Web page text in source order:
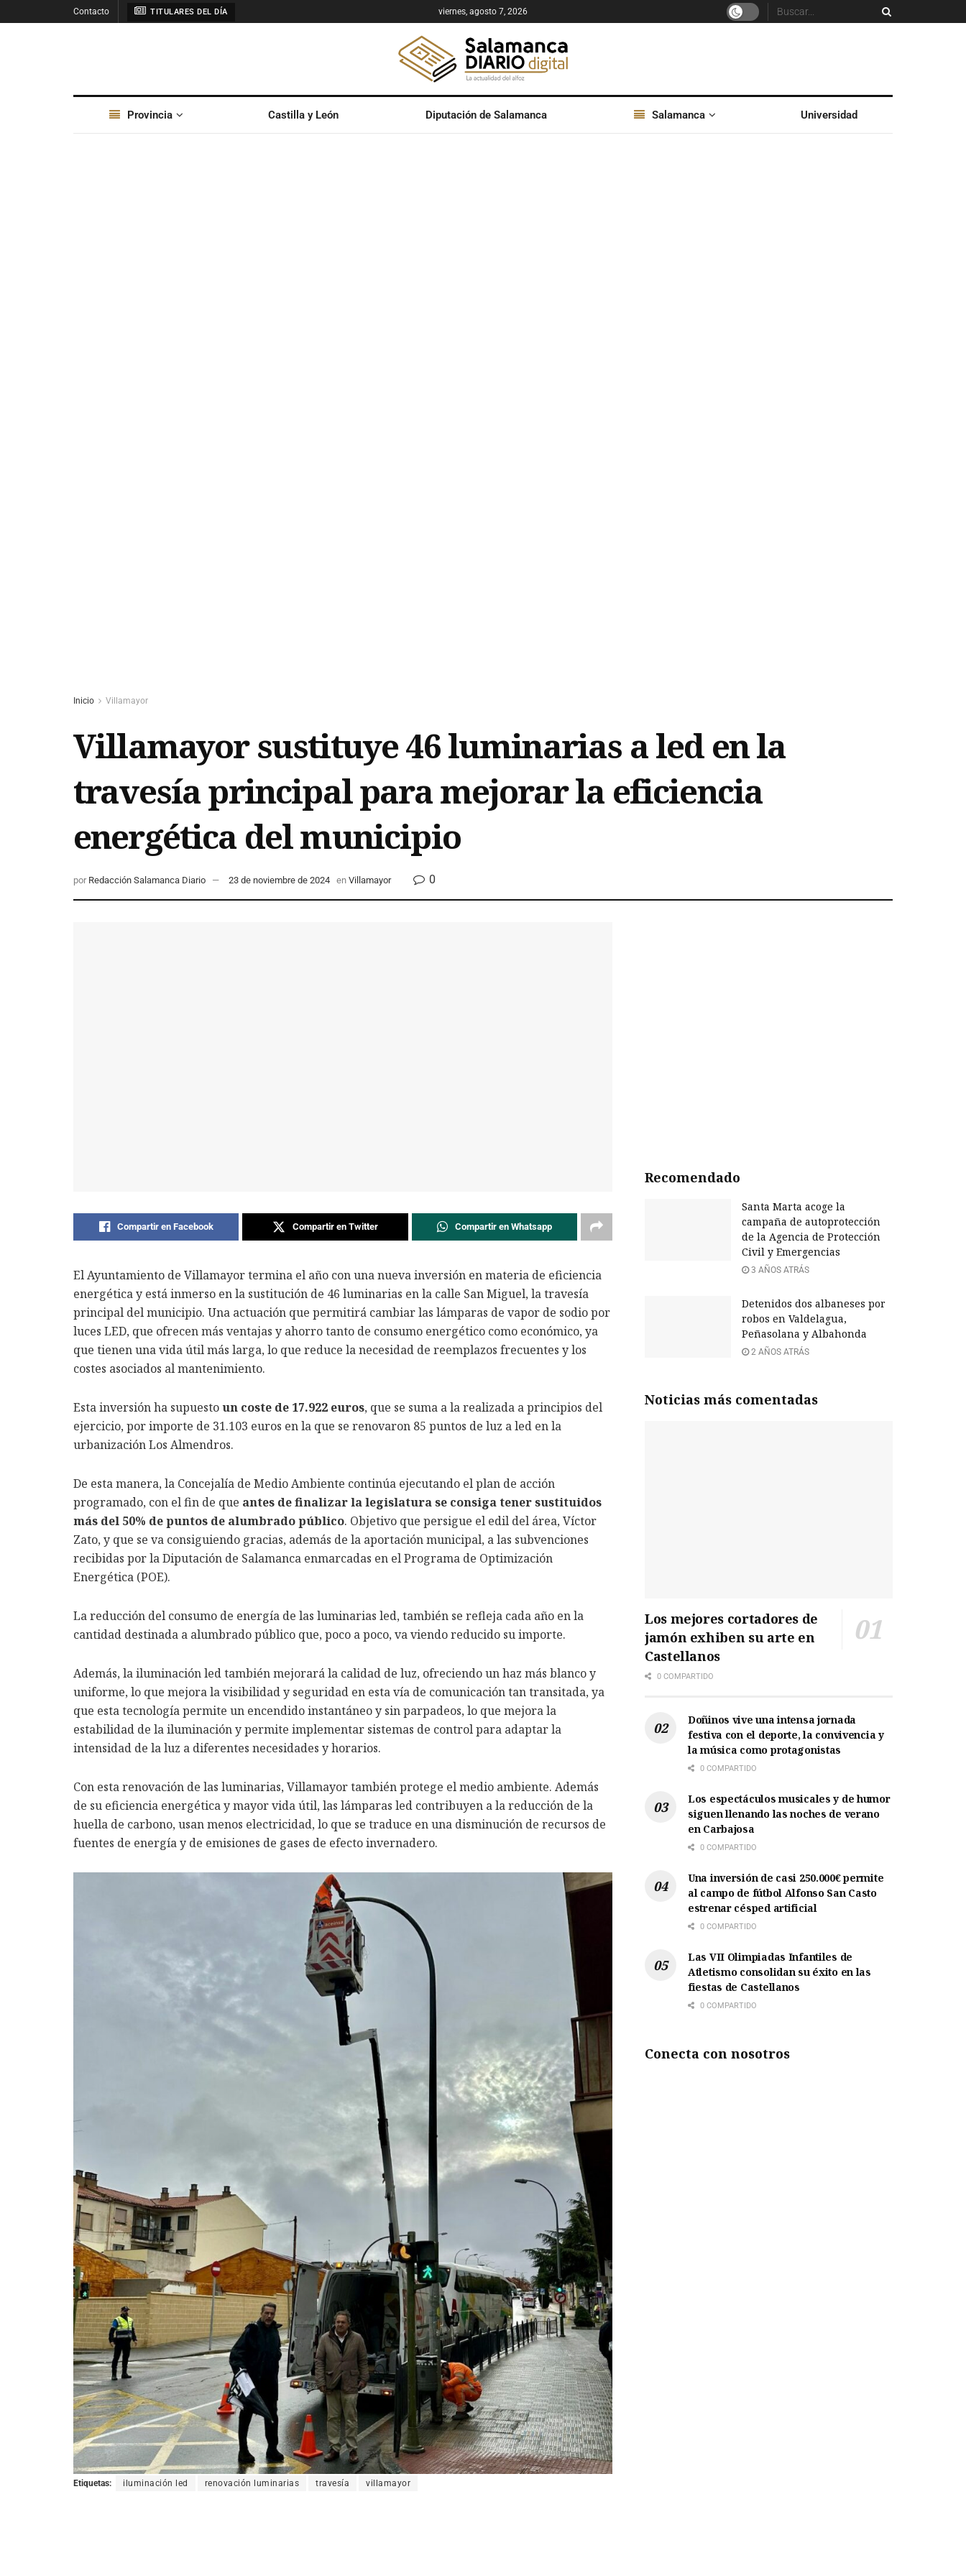
Contacto TITULARES DEL DÍA viernes, agosto 7, 2026
Provincia Castilla y León Diputación de Salamanca Salamanca Universidad
Inicio Villamayor
Villamayor sustituye 46 luminarias a led en la
travesía principal para mejorar la eficiencia
energética del municipio
por Redacción Salamanca Diario 23 de noviembre de 2024 en Villamayor 0
Compartir en Facebook Compartir en Twitter Compartir en Whatsapp
El Ayuntamiento de Villamayor termina el año con una nueva inversión en materia de eficiencia
energética y está inmerso en la sustitución de 46 luminarias en la calle San Miguel, la travesía
principal del municipio. Una actuación que permitirá cambiar las lámparas de vapor de sodio por
luces LED, que ofrecen más ventajas y ahorro tanto de consumo energético como económico, ya
que tienen una vida útil más larga, lo que reduce la necesidad de reemplazos frecuentes y los
costes asociados al mantenimiento.
Esta inversión ha supuesto un coste de 17.922 euros, que se suma a la realizada a principios del
ejercicio, por importe de 31.103 euros en la que se renovaron 85 puntos de luz a led en la
urbanización Los Almendros.
De esta manera, la Concejalía de Medio Ambiente continúa ejecutando el plan de acción
programado, con el fin de que antes de finalizar la legislatura se consiga tener sustituidos
más del 50% de puntos de alumbrado público. Objetivo que persigue el edil del área, Víctor
Zato, y que se va consiguiendo gracias, además de la aportación municipal, a las subvenciones
recibidas por la Diputación de Salamanca enmarcadas en el Programa de Optimización
Energética (POE).
La reducción del consumo de energía de las luminarias led, también se refleja cada año en la
cantidad destinada a alumbrado público que, poco a poco, va viendo reducido su importe.
Además, la iluminación led también mejorará la calidad de luz, ofreciendo un haz más blanco y
uniforme, lo que mejora la visibilidad y seguridad en esta vía de comunicación tan transitada, ya
que esta tecnología permite un encendido instantáneo y sin parpadeos, lo que mejora la
estabilidad de la iluminación y permite implementar sistemas de control para adaptar la
intensidad de la luz a diferentes necesidades y horarios.
Con esta renovación de las luminarias, Villamayor también protege el medio ambiente. Además
de su eficiencia energética y mayor vida útil, las lámparas led contribuyen a la reducción de la
huella de carbono, usan menos electricidad, lo que se traduce en una disminución de recursos de
fuentes de energía y de emisiones de gases de efecto invernadero.
Etiquetas: iluminación led renovación luminarias travesía villamayor
Recomendado
Santa Marta acoge la
campaña de autoprotección
de la Agencia de Protección
Civil y Emergencias
3 AÑOS ATRÁS
Detenidos dos albaneses por
robos en Valdelagua,
Peñasolana y Albahonda
2 AÑOS ATRÁS
Noticias más comentadas
Los mejores cortadores de
jamón exhiben su arte en
Castellanos
0 COMPARTIDO
Doñinos vive una intensa jornada
festiva con el deporte, la convivencia y
la música como protagonistas
0 COMPARTIDO
Los espectáculos musicales y de humor
siguen llenando las noches de verano
en Carbajosa
0 COMPARTIDO
Una inversión de casi 250.000€ permite
al campo de fútbol Alfonso San Casto
estrenar césped artificial
0 COMPARTIDO
Las VII Olimpiadas Infantiles de
Atletismo consolidan su éxito en las
fiestas de Castellanos
0 COMPARTIDO
Conecta con nosotros